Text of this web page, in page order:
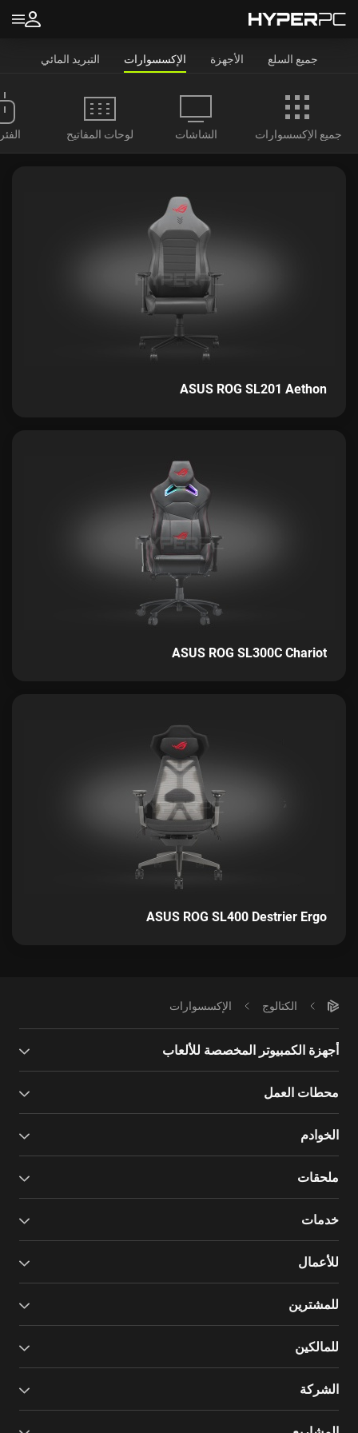
جميع السلع الأجهزة الإكسسوارات التبريد المائي
جميع الإكسسوارات الشاشات لوحات المفاتيح
ASUS ROG SL201 Aethon
ASUS ROG SL300C Chariot
ASUS ROG SL400 Destrier Ergo
الكتالوج الإكسسوارات
أجهزة الكمبيوتر المخصصة للألعاب
محطات العمل
الخوادم
ملحقات
خدمات
للأعمال
للمشترين
للمالكين
الشركة